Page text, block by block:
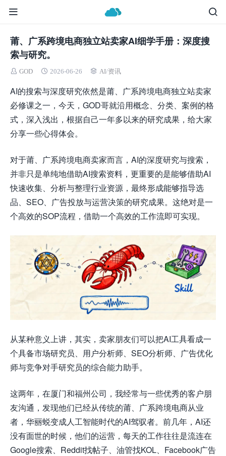
莆、广系跨境电商独立站卖家AI细学手册：深度搜
索与研究。
GOD 2026-06-26 AI/资讯
AI的搜索与深度研究依然是莆、广系跨境电商独立站卖家
必修课之一，今天，GOD哥就沿用概念、分类、案例的格
式，深入浅出，根据自己一年多以来的研究成果，给大家
分享一些心得体会。
对于莆、广系跨境电商卖家而言，AI的深度研究与搜索，
并非只是单纯地借助AI搜索资料，更重要的是能够借助AI
快速收集、分析与整理行业资源，最终形成能够指导选
品、SEO、广告投放与运营决策的研究成果。这绝对是一
个高效的SOP流程，借助一个高效的工作流即可实现。
从某种意义上讲，其实，卖家朋友们可以把AI工具看成一
个具备市场研究员、用户分析师、SEO分析师、广告优化
师与竞争对手研究员的综合能力助手。
这两年，在厦门和福州公司，我经常与一些优秀的客户朋
友沟通，发现他们已经从传统的莆、广系跨境电商从业
者，华丽蜕变成人工智能时代的AI驾驭者。前几年，AI还
没有面世的时候，他们的运营，每天的工作往往是流连在
Google搜索、Reddit找帖子、油管找KOL、Facebook广告